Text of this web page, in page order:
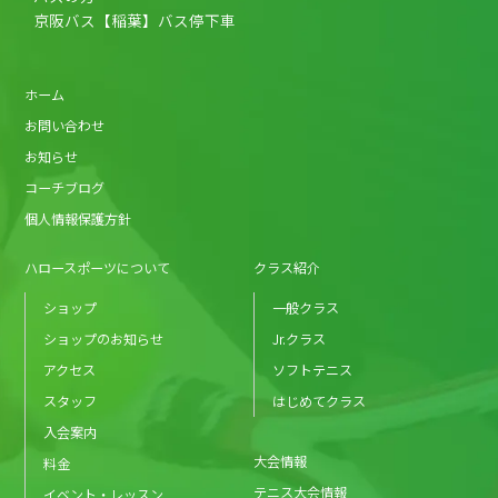
京阪バス【稲葉】バス停下車
ホーム
お問い合わせ
お知らせ
コーチブログ
個人情報保護方針
ハロースポーツについて
ショップ
ショップのお知らせ
アクセス
スタッフ
入会案内
料金
イベント・レッスン
クラス紹介
一般クラス
Jr.クラス
ソフトテニス
はじめてクラス
大会情報
テニス大会情報